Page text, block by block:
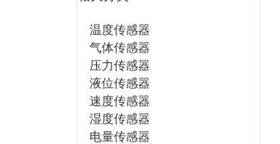
温度传感器
气体传感器
压力传感器
液位传感器
速度传感器
湿度传感器
电量传感器